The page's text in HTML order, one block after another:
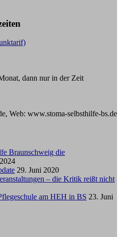
dann nur in der Zeit
Web: www.stoma-selbsthilfe-bs.de
Braunschweig die
29. Juni 2020
– die Kritik reißt nicht
am HEH in BS 23. Juni